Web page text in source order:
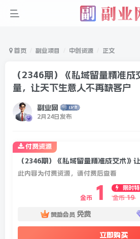
首页 副业项目 中创资源 正文
（2346期）《私域留量精准成
量，让天下生意人不再缺客户
副业网
2月24日发布
此内容为付费资源，请付费后查看
金币 1
限时
金币 19
赞助会员 免费
立即购买
付费资源